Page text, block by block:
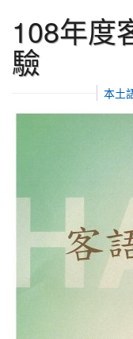
108年度
驗
本土